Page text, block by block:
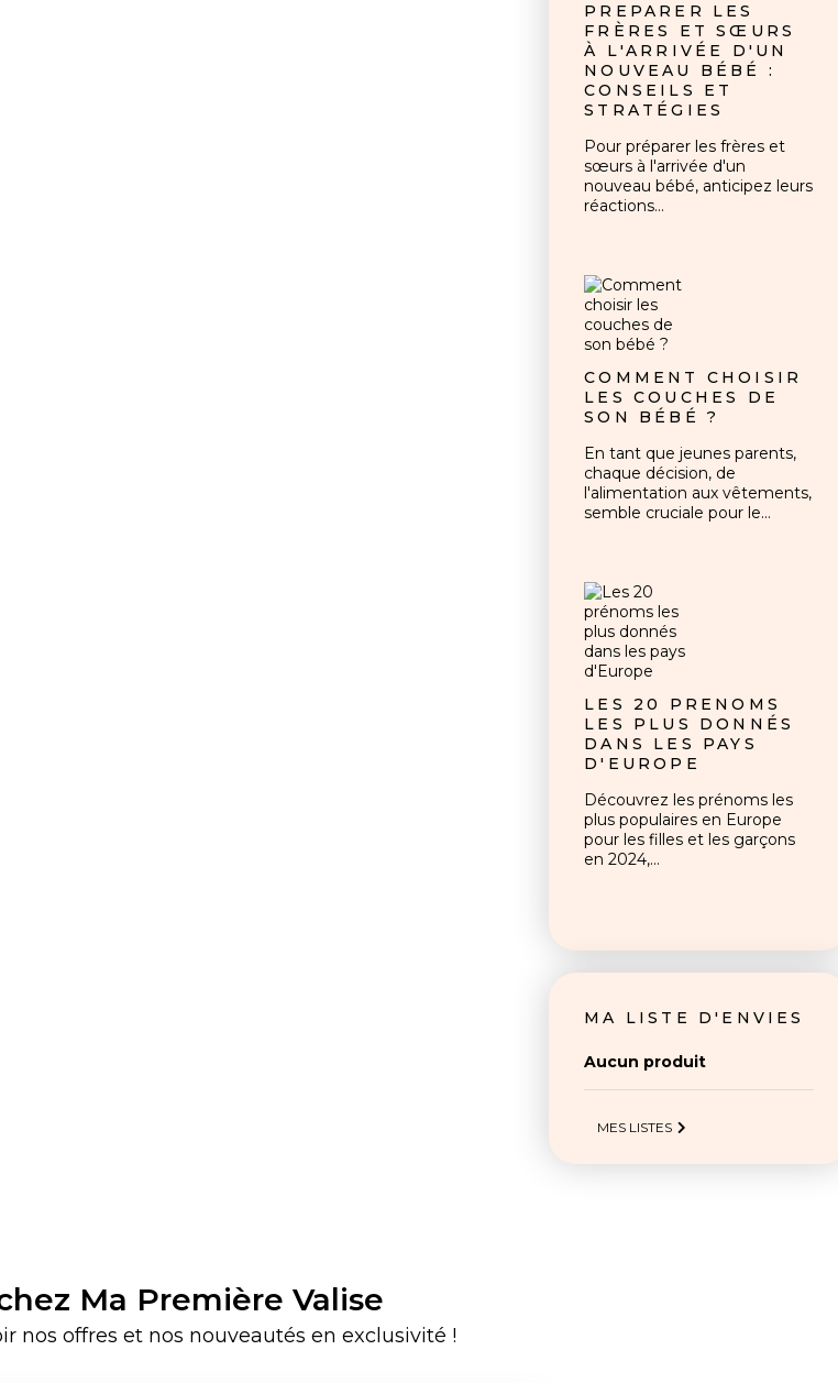
PRÉPARER LES
FRÈRES ET SŒURS
À L'ARRIVÉE D'UN
NOUVEAU BÉBÉ :
CONSEILS ET
STRATÉGIES
Pour préparer les frères et
sœurs à l'arrivée d'un
nouveau bébé, anticipez leurs
réactions...
COMMENT CHOISIR
LES COUCHES DE
SON BÉBÉ ?
En tant que jeunes parents,
chaque décision, de
l'alimentation aux vêtements,
semble cruciale pour le...
LES 20 PRÉNOMS
LES PLUS DONNÉS
DANS LES PAYS
D'EUROPE
Découvrez les prénoms les
plus populaires en Europe
pour les filles et les garçons
en 2024,...
MA LISTE D'ENVIES
Aucun produit
MES LISTES
Ma Première Valise
nos offres et nos nouveautés en exclusivité !